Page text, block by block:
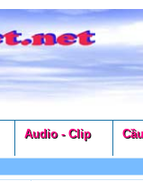
Audio - Clip